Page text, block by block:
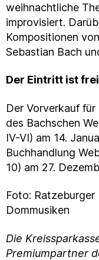
weihnachtliche
improvisiert.
Kompositionen
Sebastian Bach
Der Eintritt ist
Der Vorverkauf
des Bachschen
IV-VI) am 14.
Buchhandlung
10) am 27.
Foto:
Dommusiken
Die
Premiumpartner